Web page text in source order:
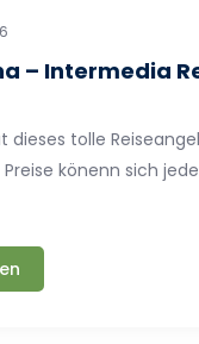
– Intermedia
dieses tolle
könenn sich